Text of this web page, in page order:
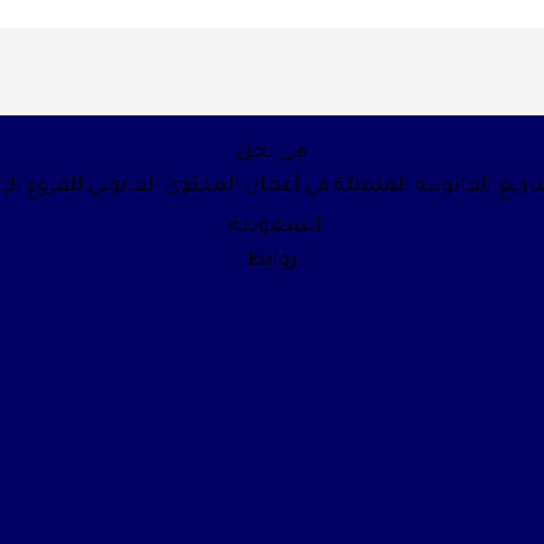
من نحن
القانونية المتمثلة في أعمال المحتوى القانوني للفروع
السعودية.
روابط